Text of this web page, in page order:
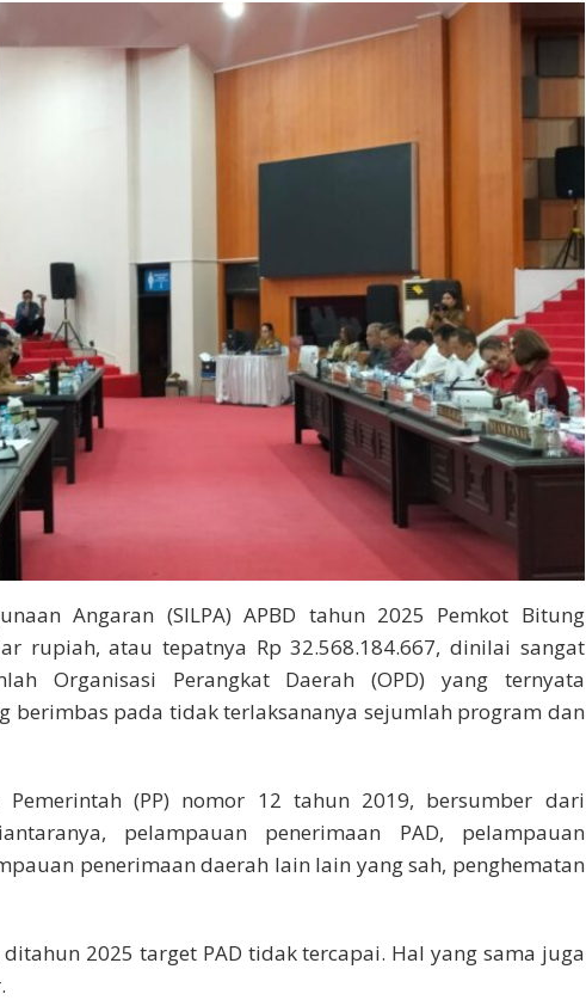
Angaran (SILPA) APBD tahun 2025 Pemkot Bitung
rupiah, atau tepatnya Rp 32.568.184.667, dinilai sangat
Organisasi Perangkat Daerah (OPD) yang ternyata
berimbas pada tidak terlaksananya sejumlah program dan
Pemerintah (PP) nomor 12 tahun 2019, bersumber dari
pelampauan penerimaan PAD, pelampauan
penerimaan daerah lain lain yang sah, penghematan
ditahun 2025 target PAD tidak tercapai. Hal yang sama juga